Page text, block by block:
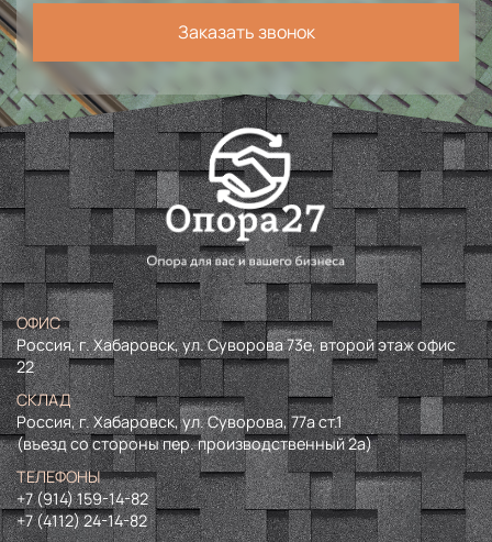
Заказать звонок
ОФИС
Россия, г. Хабаровск, ул. Суворова 73е, второй этаж офис
22
СКЛАД
Россия, г. Хабаровск, ул. Суворова, 77а ст.1
(въезд со стороны пер. производственный 2а)
ТЕЛЕФОНЫ
+7 (914) 159-14-82
+7 (4112) 24-14-82